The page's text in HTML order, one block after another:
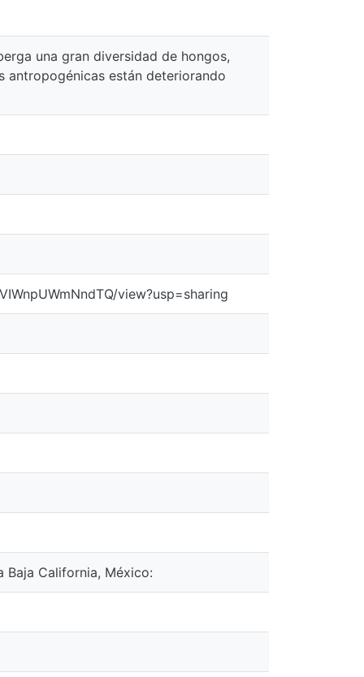
una gran diversidad de hongos,
antropogénicas están deteriorando
view?usp=sharing
Baja California, México: